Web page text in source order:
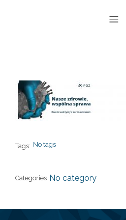
Tags: No tags
Categories No category